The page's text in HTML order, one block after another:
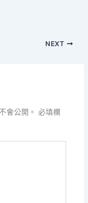
NEXT
會公開。 必填欄